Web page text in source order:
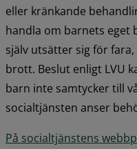
eller kränkande
handla om barnets eget
själv utsätter sig för
brott. Beslut enligt LVU
barn inte samtycker till
socialtjänsten anser
På socialtjänstens